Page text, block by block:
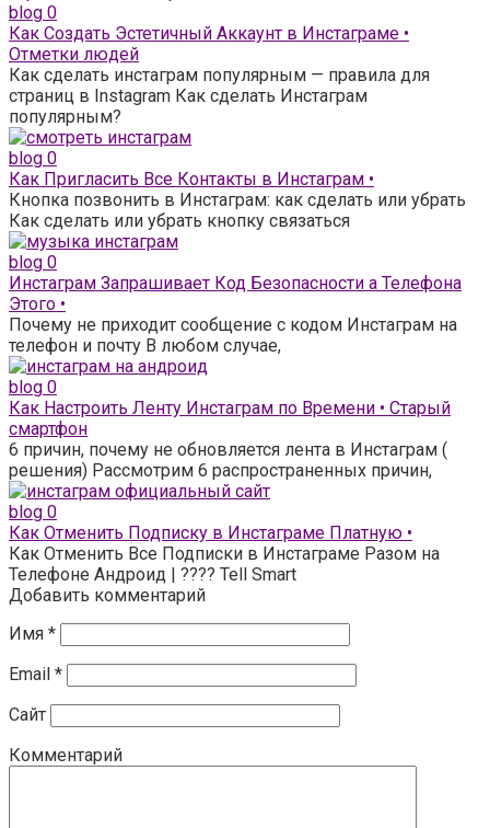
blog 0
Как Создать Эстетичный Аккаунт в Инстаграме •
Отметки людей
Как сделать инстаграм популярным — правила для
страниц в Instagram Как сделать Инстаграм
популярным?
blog 0
Как Пригласить Все Контакты в Инстаграм •
Кнопка позвонить в Инстаграм: как сделать или убрать
Как сделать или убрать кнопку связаться
blog 0
Инстаграм Запрашивает Код Безопасности а Телефона
Этого •
Почему не приходит сообщение с кодом Инстаграм на
телефон и почту В любом случае,
blog 0
Как Настроить Ленту Инстаграм по Времени • Старый
смартфон
6 причин, почему не обновляется лента в Инстаграм (
решения) Рассмотрим 6 распространенных причин,
blog 0
Как Отменить Подписку в Инстаграме Платную •
Как Отменить Все Подписки в Инстаграме Разом на
Телефоне Андроид | ???? Tell Smart
Добавить комментарий
Имя *
Email *
Сайт
Комментарий